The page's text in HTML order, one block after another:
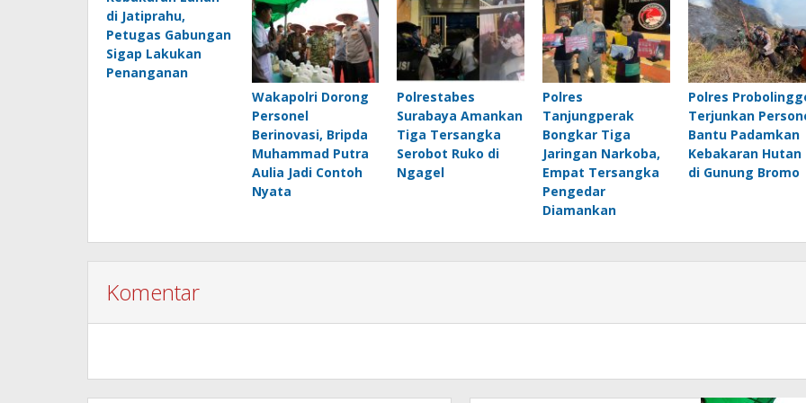
di Jatiprahu,
Petugas Gabungan
Sigap Lakukan
Penanganan
Wakapolri Dorong
Personel
Berinovasi, Bripda
Muhammad Putra
Aulia Jadi Contoh
Nyata
Polrestabes
Surabaya Amankan
Tiga Tersangka
Serobot Ruko di
Ngagel
Polres
Tanjungperak
Bongkar Tiga
Jaringan Narkoba,
Empat Tersangka
Pengedar
Diamankan
Polres
Terjunkan
Bantu Padamkan
Kebakaran Hutan
di Gunung Bromo
Komentar